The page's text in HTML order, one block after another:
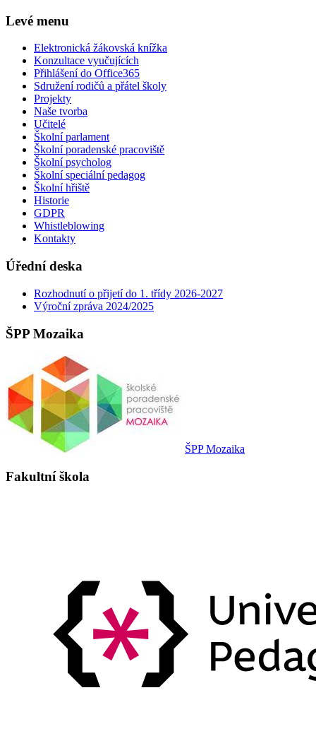
Levé menu
Elektronická žákovská knížka
Konzultace vyučujících
Přihlášení do Office365
Sdružení rodičů a přátel školy
Projekty
Naše tvorba
Učitelé
Školní parlament
Školní poradenské pracoviště
Školní psycholog
Školní speciální pedagog
Školní hřiště
Historie
GDPR
Whistleblowing
Kontakty
Úřední deska
Rozhodnutí o přijetí do 1. třídy 2026-2027
Výroční zpráva 2024/2025
ŠPP Mozaika
ŠPP Mozaika
Fakultní škola